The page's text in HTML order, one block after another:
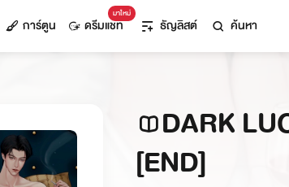
การ์ตูน
มาใหม่
ดรีมแชท ธัญลิสต์ ค้นหา
DARK
[END]